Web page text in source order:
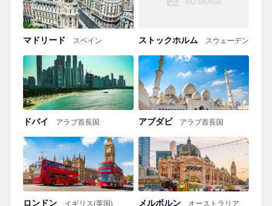
マドリード スペイン ストックホルム スウェーデン
ドバイ アラブ首長国 アブダビ アラブ首長国
ロンドン イギリス(英国) メルボルン オーストラリア